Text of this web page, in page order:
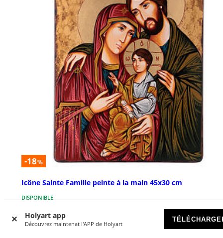
Holyart app
Découvrez maintenat l'APP de Holyart
-18%
Icône Sainte Famille peinte à la main 45x30 cm
DISPONIBLE
€ 310,78 € 379,00